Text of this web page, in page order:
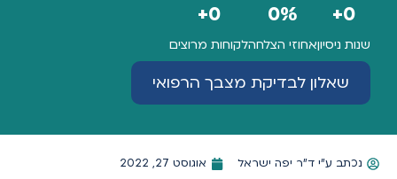
שנות ניסיון
0
+
אחוזי הצלחה
%
0
לקוחות מרוצים
0
+
שאלון לבדיקת מצבך הרפואי
נכתב ע"י ד"ר יפה ישראל אוגוסט 27, 2022